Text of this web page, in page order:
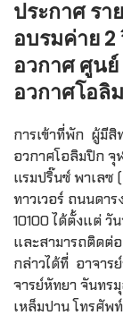
ประกาศ รา
อบรมค่าย
อวกาศ ศูน
อวกาศโอลิ
การเข้าที่พัก ผู้มีสิ
อวกาศโอลิมปิก จุ
แรมปริ๊นซ์ พาเลซ
ทาวเวอร์ ถนนดา
10100 ได้ตั้งแต่ วั
และสามารถติดต่
กล่าวได้ที่ อาจาร
จารย์หัทยา จันทร
เหล็มปาน โทรศัพ